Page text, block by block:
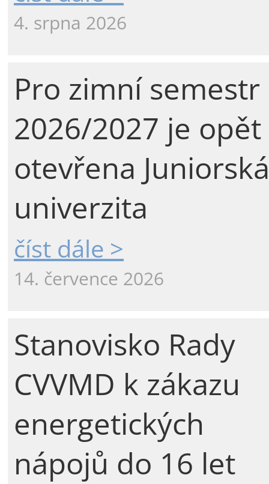
4. srpna 2026
Pro zimní semestr
2026/2027 je opět
otevřena Juniorská
univerzita
číst dále >
14. července 2026
Stanovisko Rady
CVVMD k zákazu
energetických
nápojů do 16 let